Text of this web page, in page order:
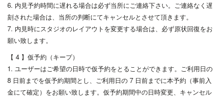
6. 内見予約時間に遅れる場合は必ず当所にご連絡下さい。ご連絡なく遅
刻された場合は、当所の判断にてキャンセルとさせて頂きます。
7. 内見時にスタジオのレイアウトを変更する場合は、必ず原状回復をお
願い致します。
【 4 】仮予約（キープ）
1. ユーザーはご希望の日時で仮予約をとることができます。ご利用日の
8 日前までを仮予約期間とし、ご利用日の 7 日前までに本予約（事前入
金にて確定）をお願い致します。仮予約期間中の日時変更、キャンセル